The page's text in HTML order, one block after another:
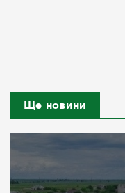
Ще новини